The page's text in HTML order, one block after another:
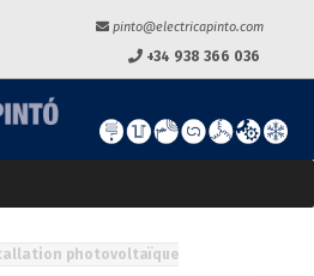
pinto@electricapinto.com
+34 938 366 036
photovoltaïque